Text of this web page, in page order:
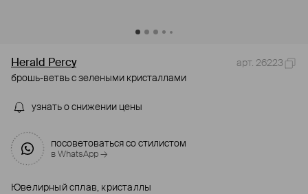
Herald Percy
арт. 26223
брошь-ветвь с зелеными кристаллами
узнать о снижении цены
посоветоваться со стилистом
в WhatsApp →
Ювелирный сплав, кристаллы